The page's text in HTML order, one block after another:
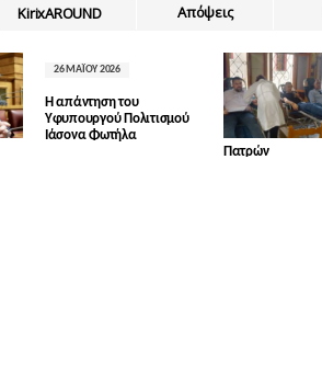
ΚirixAROUND Απόψεις
26 ΜΑΪ́ΟΥ 2026
Η απάντηση του
Υφυπουργού Πολιτισμού
Ιάσονα Φωτήλα
Πατρών